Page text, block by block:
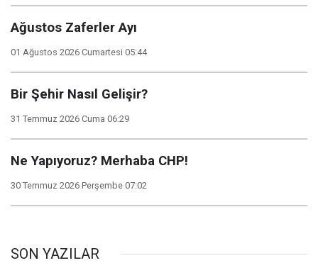
Ağustos Zaferler Ayı
01 Ağustos 2026 Cumartesi 05:44
Bir Şehir Nasıl Gelişir?
31 Temmuz 2026 Cuma 06:29
Ne Yapıyoruz? Merhaba CHP!
30 Temmuz 2026 Perşembe 07:02
SON YAZILAR